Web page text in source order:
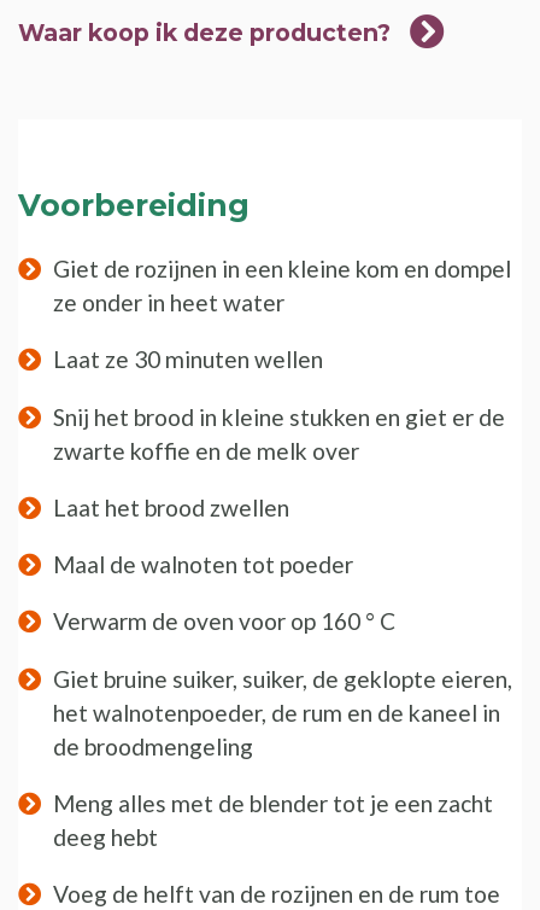
Waar koop ik deze producten?
Voorbereiding
Giet de rozijnen in een kleine kom en dompel
ze onder in heet water
Laat ze 30 minuten wellen
Snij het brood in kleine stukken en giet er de
zwarte koffie en de melk over
Laat het brood zwellen
Maal de walnoten tot poeder
Verwarm de oven voor op 160 ° C
Giet bruine suiker, suiker, de geklopte eieren,
het walnotenpoeder, de rum en de kaneel in
de broodmengeling
Meng alles met de blender tot je een zacht
deeg hebt
Voeg de helft van de rozijnen en de rum toe